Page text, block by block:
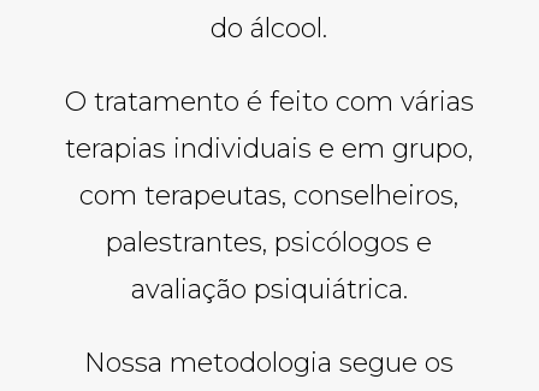
do álcool.
O tratamento é feito com várias
terapias individuais e em grupo,
com terapeutas, conselheiros,
palestrantes, psicólogos e
avaliação psiquiátrica.
Nossa metodologia segue os